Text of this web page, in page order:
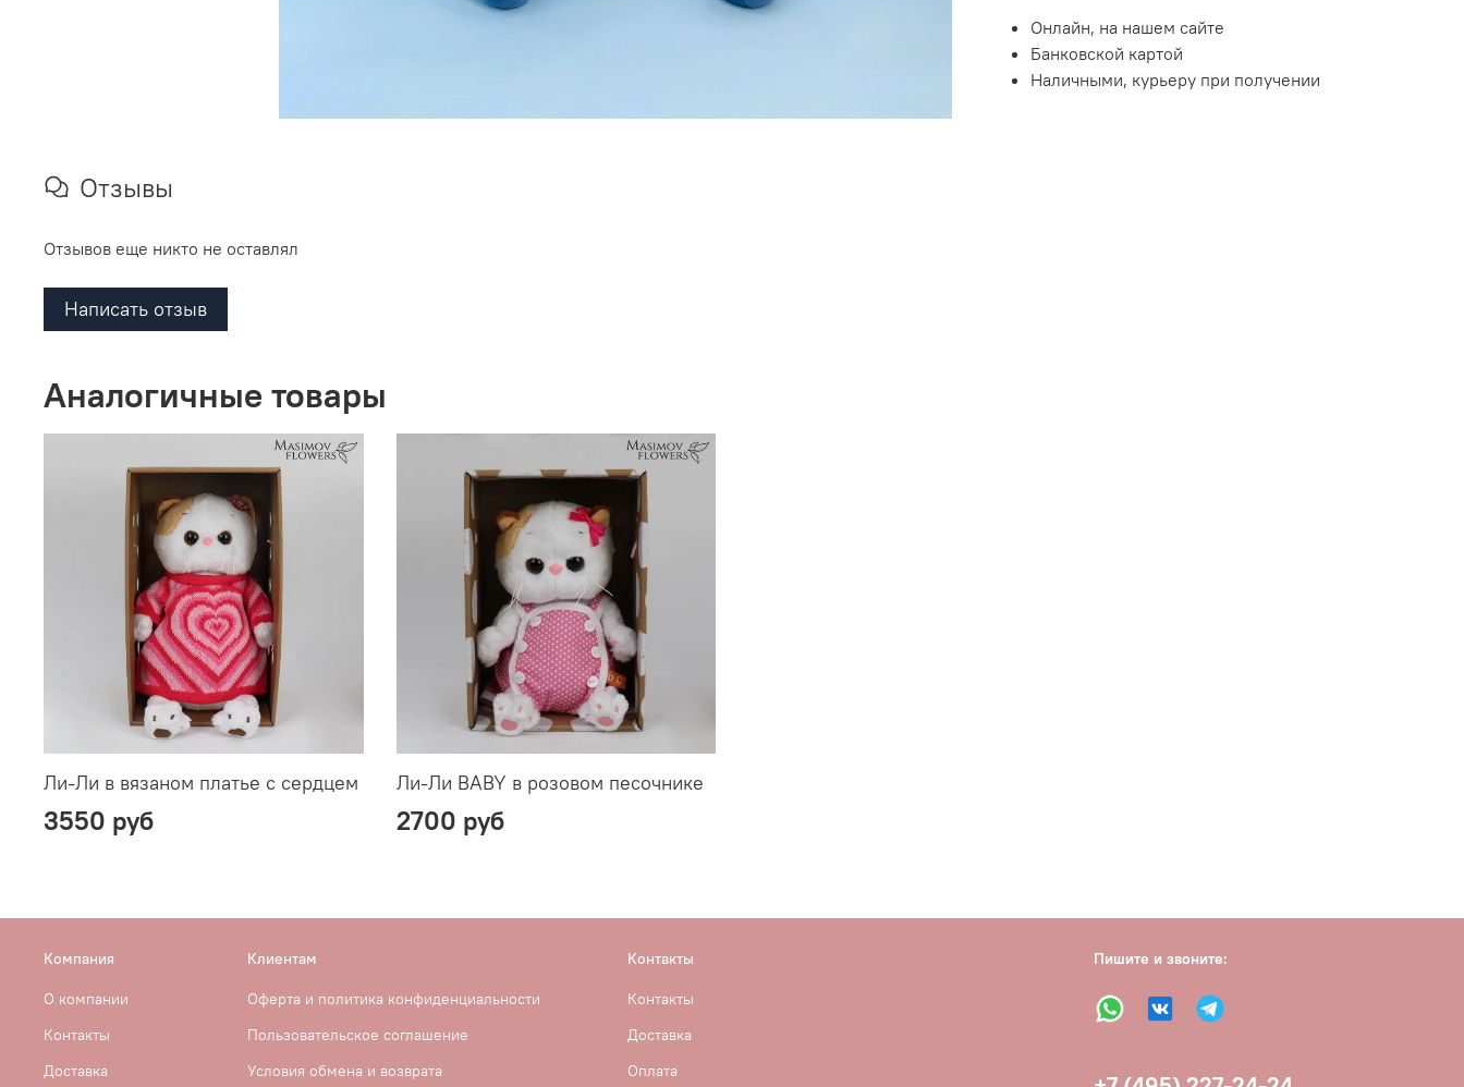
Онлайн, на нашем сайте
Банковской картой
Наличными, курьеру при получении
Отзывы
Отзывов еще никто не оставлял
Написать отзыв
Аналогичные товары
Ли-Ли в вязаном платье с сердцем
3550 руб
Ли-Ли BABY в розовом песочнике
2700 руб
Компания
О компании
Контакты
Доставка
Клиентам
Оферта и политика конфиденциальности
Пользовательское соглашение
Условия обмена и возврата
Контакты
Контакты
Доставка
Оплата
Пишите и звоните: